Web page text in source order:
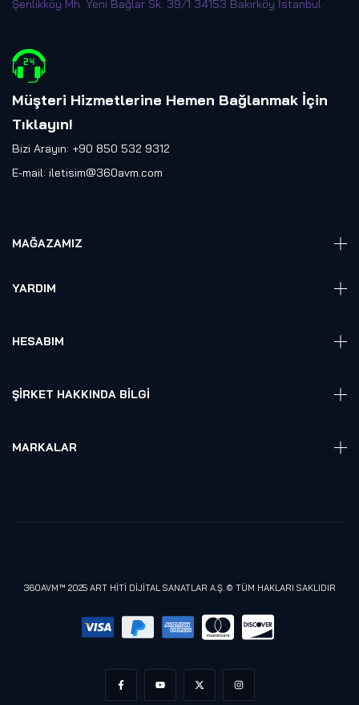
Şenlikköy Mh. Yeni Bağlar Sk. 39/1 34153 Bakırköy İstanbul
Müşteri Hizmetlerine Hemen Bağlanmak İçin
Tıklayın!
Bizi Arayın: +90 850 532 9312
E-mail: iletisim@360avm.com
MAĞAZAMIZ
VR Ready PC
Elektronik
YARDIM
HESABIM
Sepet
ŞIRKET HAKKINDA BILGI
Referanslarımız
MARKALAR
360AVM™ 2025 ART HİTİ DİJİTAL SANATLAR A.Ş. © TÜM HAKLARI SAKLIDIR